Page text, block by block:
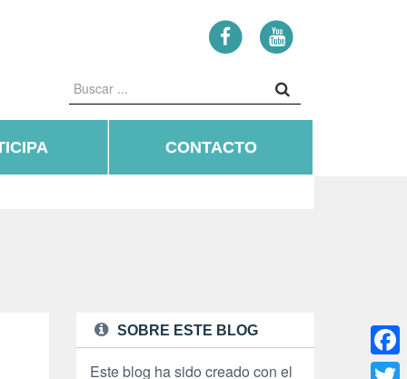
CONTACTO
SOBRE ESTE BLOG
Este blog ha sido creado con el